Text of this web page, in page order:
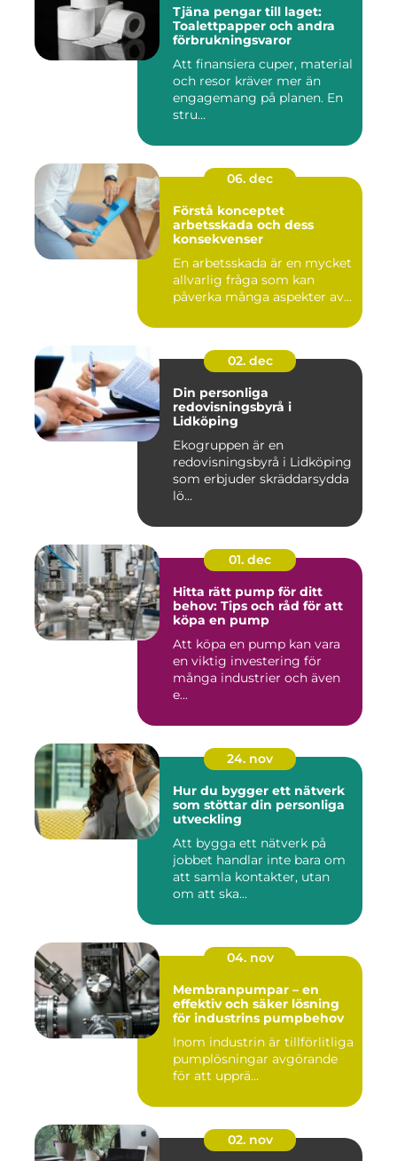
Tjäna pengar till laget:
Toalettpapper och andra
förbrukningsvaror
Att finansiera cuper, material
och resor kräver mer än
engagemang på planen. En
stru...
06. dec
Förstå konceptet
arbetsskada och dess
konsekvenser
En arbetsskada är en mycket
allvarlig fråga som kan
påverka många aspekter av...
02. dec
Din personliga
redovisningsbyrå i
Lidköping
Ekogruppen är en
redovisningsbyrå i Lidköping
som erbjuder skräddarsydda
lö...
01. dec
Hitta rätt pump för ditt
behov: Tips och råd för att
köpa en pump
Att köpa en pump kan vara
en viktig investering för
många industrier och även
e...
24. nov
Hur du bygger ett nätverk
som stöttar din personliga
utveckling
Att bygga ett nätverk på
jobbet handlar inte bara om
att samla kontakter, utan
om att ska...
04. nov
Membranpumpar – en
effektiv och säker lösning
för industrins pumpbehov
Inom industrin är tillförlitliga
pumplösningar avgörande
för att upprä...
02. nov